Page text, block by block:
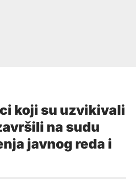
koji su uzvikivali
na sudu
javnog reda i